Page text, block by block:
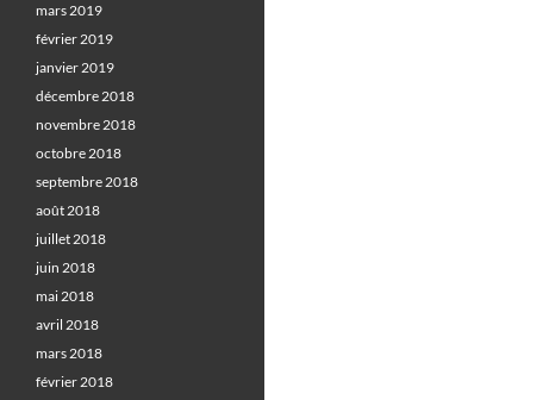
mars 2019
février 2019
janvier 2019
décembre 2018
novembre 2018
octobre 2018
septembre 2018
août 2018
juillet 2018
juin 2018
mai 2018
avril 2018
mars 2018
février 2018